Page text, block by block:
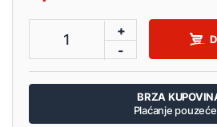
1
+
-
BRZA
Plaćanje